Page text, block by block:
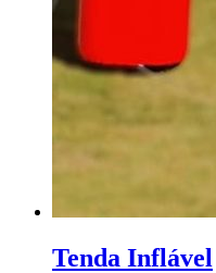
Tenda Inflável